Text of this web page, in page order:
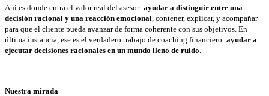
Ahí es donde entra el valor real del asesor: ayudar a distinguir entre una
decisión racional y una reacción emocional , contener, explicar, y acompañar
para que el cliente pueda avanzar de forma coherente con sus objetivos. En
última instancia, ese es el verdadero trabajo de coaching financiero: ayudar a
ejecutar decisiones racionales en un mundo lleno de ruido
Nuestra mirada